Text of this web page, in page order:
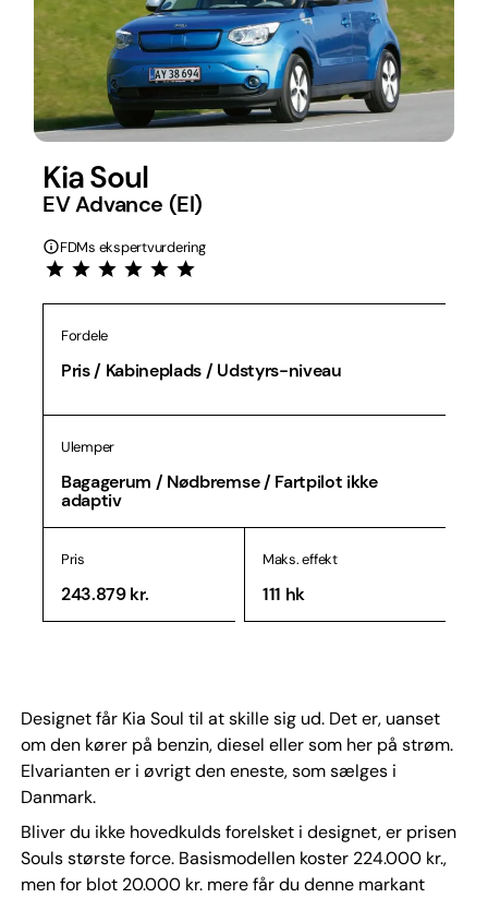
Kia Soul
EV Advance (El)
FDMs ekspertvurdering
Fordele
Pris / Kabineplads / Udstyrs-niveau
Ulemper
Bagagerum / Nødbremse / Fartpilot ikke
adaptiv
Pris
243.879 kr.
Maks. effekt
111 hk
Designet får Kia Soul til at skille sig ud. Det er, uanset
om den kører på benzin, diesel eller som her på strøm.
Elvarianten er i øvrigt den eneste, som sælges i
Danmark.
Bliver du ikke hovedkulds forelsket i designet, er prisen
Souls største force. Basismodellen koster 224.000 kr.,
men for blot 20.000 kr. mere får du denne markant